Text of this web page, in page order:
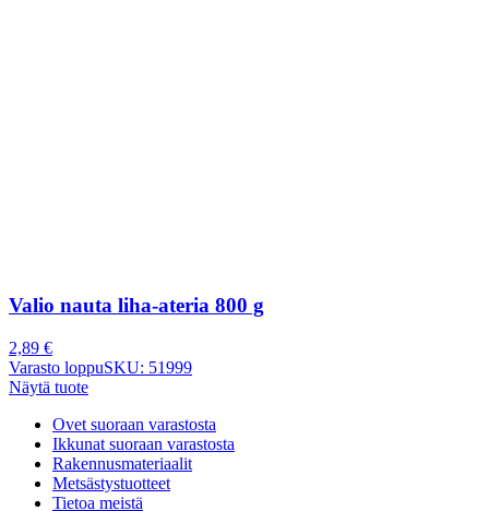
Valio nauta liha-ateria 800 g
2,89 €
Varasto loppuSKU: 51999
Näytä tuote
Ovet suoraan varastosta
Ikkunat suoraan varastosta
Rakennusmateriaalit
Metsästystuotteet
Tietoa meistä